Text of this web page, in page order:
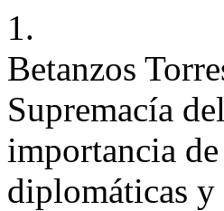
1.
Betanzos
Supremacía
importancia
diplomáticas